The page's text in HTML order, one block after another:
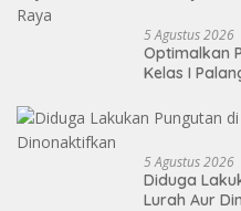
5 Agustus 2026
Optimalkan
Kelas I
5 Agustus 2026
Diduga
Lurah Aur